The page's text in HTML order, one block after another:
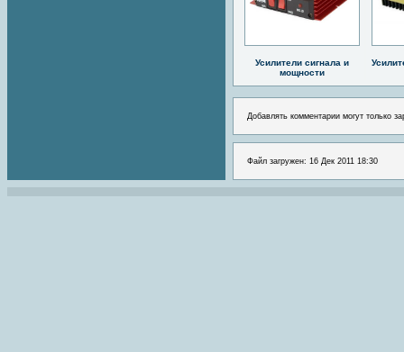
Усилители сигнала и
мощности
Добавлять комментарии могут только
Файл загружен: 16 Дек 2011 18:30